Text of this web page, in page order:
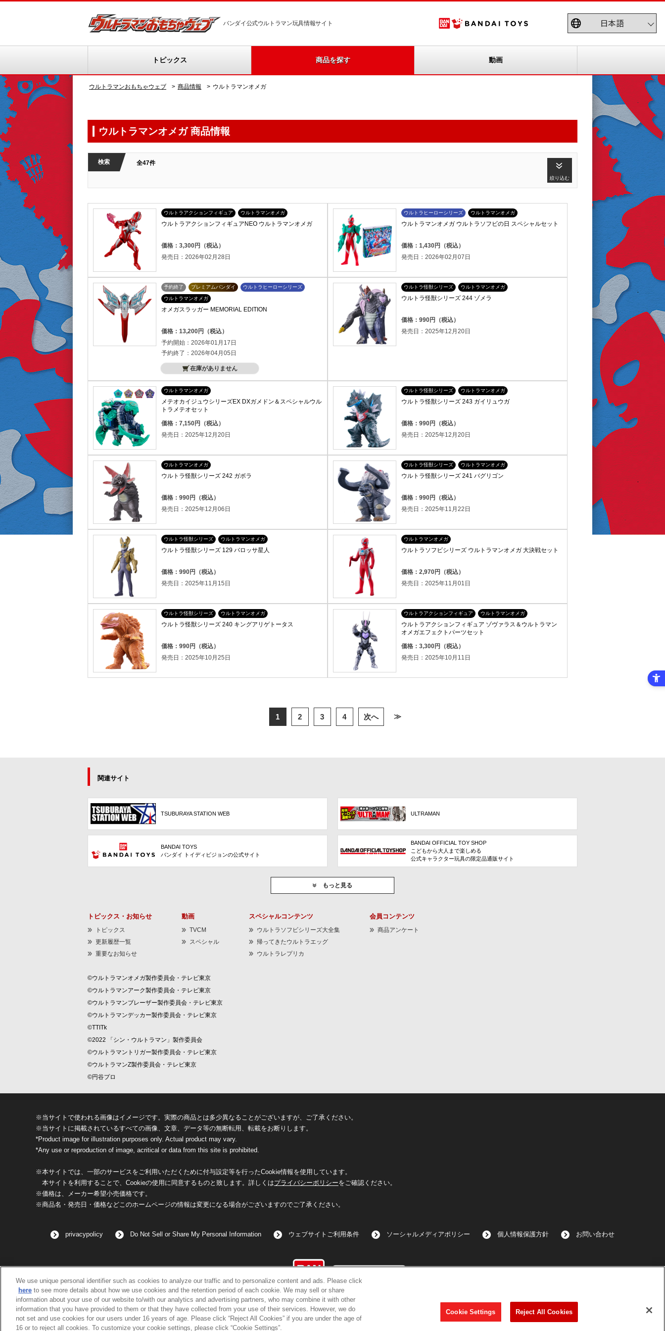
バンダイ公式ウルトラマン玩具情報サイト
トピックス 商品を探す 動画
ウルトラマンおもちゃウェブ 商品情報 ウルトラマンオメガ
ウルトラマンオメガ 商品情報
検索 全47件
絞り込む
ウルトラアクションフィギュア ウルトラマンオメガ
ウルトラアクションフィギュアNEO ウルトラマンオメガ
価格：3,300円（税込）
発売日：2026年02月28日
ウルトラヒーローシリーズ ウルトラマンオメガ
ウルトラマンオメガ ウルトラソフビの日 スペシャルセット
価格：1,430円（税込）
発売日：2026年02月07日
予約終了 プレミアムバンダイ ウルトラヒーローシリーズ
ウルトラマンオメガ
オメガスラッガー MEMORIAL EDITION
価格：13,200円（税込）
予約開始：2026年01月17日
予約終了：2026年04月05日
在庫がありません
ウルトラ怪獣シリーズ ウルトラマンオメガ
ウルトラ怪獣シリーズ 244 ゾメラ
価格：990円（税込）
発売日：2025年12月20日
ウルトラマンオメガ
メテオカイジュウシリーズEX DXガメドン＆スペシャルウル
トラメテオセット
価格：7,150円（税込）
発売日：2025年12月20日
ウルトラ怪獣シリーズ ウルトラマンオメガ
ウルトラ怪獣シリーズ 243 ガイリュウガ
価格：990円（税込）
発売日：2025年12月20日
ウルトラマンオメガ
ウルトラ怪獣シリーズ 242 ガボラ
価格：990円（税込）
発売日：2025年12月06日
ウルトラ怪獣シリーズ ウルトラマンオメガ
ウルトラ怪獣シリーズ 241 バグリゴン
価格：990円（税込）
発売日：2025年11月22日
ウルトラ怪獣シリーズ ウルトラマンオメガ
ウルトラ怪獣シリーズ 129 バロッサ星人
価格：990円（税込）
発売日：2025年11月15日
ウルトラマンオメガ
ウルトラソフビシリーズ ウルトラマンオメガ 大決戦セット
価格：2,970円（税込）
発売日：2025年11月01日
ウルトラ怪獣シリーズ ウルトラマンオメガ
ウルトラ怪獣シリーズ 240 キングアリゲトータス
価格：990円（税込）
発売日：2025年10月25日
ウルトラアクションフィギュア ウルトラマンオメガ
ウルトラアクションフィギュア ゾヴァラス＆ウルトラマン
オメガエフェクトパーツセット
価格：3,300円（税込）
発売日：2025年10月11日
1 2 3 4 次へ ≫
関連サイト
TSUBURAYA STATION WEB ULTRAMAN
BANDAI TOYS
バンダイ トイディビジョンの公式サイト
BANDAI OFFICIAL TOY SHOP
こどもから大人まで楽しめる
公式キャラクター玩具の限定品通販サイト
もっと見る
トピックス・お知らせ
トピックス
更新履歴一覧
重要なお知らせ
動画
TVCM
スペシャル
スペシャルコンテンツ
ウルトラソフビシリーズ大全集
帰ってきたウルトラエッグ
ウルトラレプリカ
会員コンテンツ
商品アンケート
©ウルトラマンオメガ製作委員会・テレビ東京
©ウルトラマンアーク製作委員会・テレビ東京
©ウルトラマンブレーザー製作委員会・テレビ東京
©ウルトラマンデッカー製作委員会・テレビ東京
©TTITk
©2022 「シン・ウルトラマン」製作委員会
©ウルトラマントリガー製作委員会・テレビ東京
©ウルトラマンZ製作委員会・テレビ東京
©円谷プロ
※当サイトで使われる画像はイメージです。実際の商品とは多少異なることがございますが、ご了承ください。
※当サイトに掲載されているすべての画像、文章、データ等の無断転用、転載をお断りします。
*Product image for illustration purposes only. Actual product may vary.
*Any use or reproduction of image, acritical or data from this site is prohibited.
※本サイトでは、一部のサービスをご利用いただくために付与設定等を行ったCookie情報を使用しています。
本サイトを利用することで、Cookieの使用に同意するものと致します。詳しくはプライバシーポリシーをご確認ください。
※価格は、メーカー希望小売価格です。
※商品名・発売日・価格などこのホームページの情報は変更になる場合がございますのでご了承ください。
privacypolicy Do Not Sell or Share My Personal Information ウェブサイトご利用条件 ソーシャルメディアポリシー 個人情報保護方針 お問い合わせ
コピーライト一覧を表示する
We use unique personal identifier such as cookies to analyze our traffic and to personalize content and ads. Please click
here to see more details about how we use cookies and the retention period of each cookie. We may sell or share
information about your use of our website to/with our analytics and advertising partners, who may combine it with other
information that you have provided to them or that they have collected from your use of their services. However, we do
not set and use cookies for our users under 16 years of age. Please click “Reject All Cookies” if you are under the age of
16 or to reject all cookies. To customize your cookie settings, please click “Cookie Settings”.
Cookie Settings Reject All Cookies